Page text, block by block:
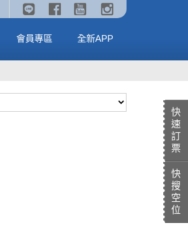
立大功：恐龍大電影》
🥤威秀獨家電影套餐🥤
熱賣中
MORE會員專區 全新APP
快
速
訂
票
快
搜
空
位